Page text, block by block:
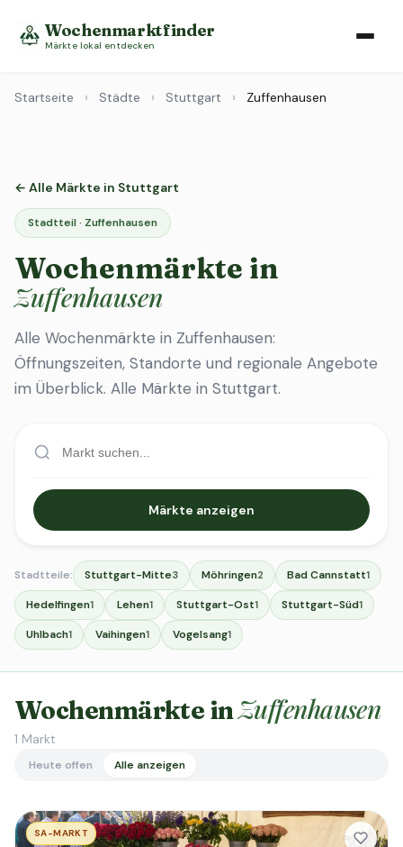
Wochenmarktfinder
Märkte lokal entdecken
Startseite › Städte › Stuttgart › Zuffenhausen
← Alle Märkte in Stuttgart
Stadtteil · Zuffenhausen
Wochenmärkte in
Zuffenhausen
Alle Wochenmärkte in Zuffenhausen:
Öffnungszeiten, Standorte und regionale Angebote
im Überblick. Alle Märkte in Stuttgart.
Märkte anzeigen
Stadtteile: Stuttgart-Mitte3 Möhringen2 Bad Cannstatt1
Hedelfingen1 Lehen1 Stuttgart-Ost1 Stuttgart-Süd1
Uhlbach1 Vaihingen1 Vogelsang1
Wochenmärkte inZuffenhausen
1 Markt
Heute offen Alle anzeigen
SA-MARKT